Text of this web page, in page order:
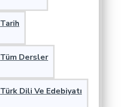
Tarih
Tüm Dersler
Türk Dili Ve Edebiyatı